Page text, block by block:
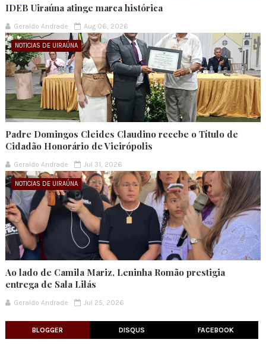
IDEB Uiraúna atinge marca histórica
Geraldo Andrade Aug 06, 2026
NOTICIAS DE UIRAÚNA
Padre Domingos Cleides Claudino recebe o Título de
Cidadão Honorário de Vieirópolis
Geraldo Andrade Jul 31, 2026
NOTICIAS DE UIRAÚNA
Ao lado de Camila Mariz, Leninha Romão prestigia
entrega de Sala Lilás
Geraldo Andrade Jul 25, 2026
BLOGGER DISQUS FACEBOOK